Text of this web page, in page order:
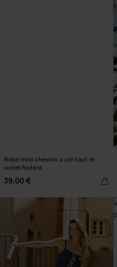
Robe midi chevron à col haut et
ourlet foulard
39,00 €